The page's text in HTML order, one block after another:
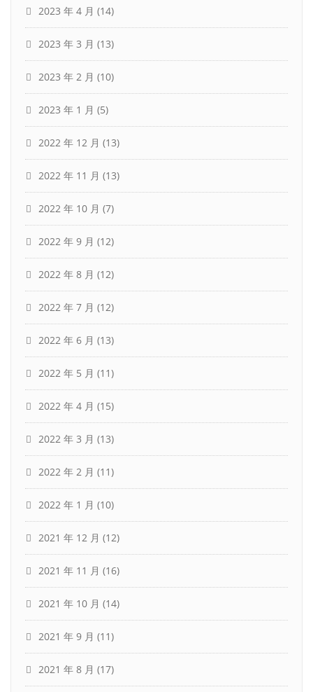
2023 年 4 月 (14)
2023 年 3 月 (13)
2023 年 2 月 (10)
2023 年 1 月 (5)
2022 年 12 月 (13)
2022 年 11 月 (13)
2022 年 10 月 (7)
2022 年 9 月 (12)
2022 年 8 月 (12)
2022 年 7 月 (12)
2022 年 6 月 (13)
2022 年 5 月 (11)
2022 年 4 月 (15)
2022 年 3 月 (13)
2022 年 2 月 (11)
2022 年 1 月 (10)
2021 年 12 月 (12)
2021 年 11 月 (16)
2021 年 10 月 (14)
2021 年 9 月 (11)
2021 年 8 月 (17)